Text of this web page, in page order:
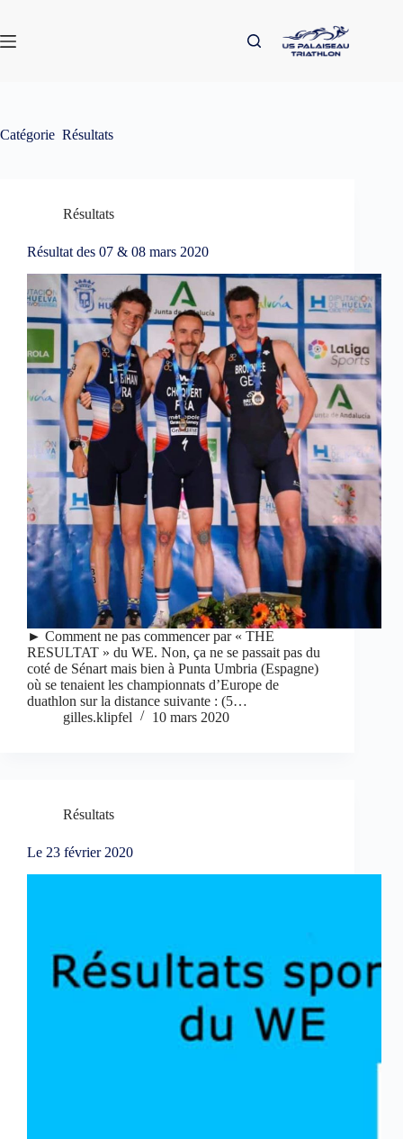
contenu
Catégorie Résultats
Résultats
Résultat des 07 & 08 mars 2020
► Comment ne pas commencer par « THE
RESULTAT » du WE. Non, ça ne se passait pas du
coté de Sénart mais bien à Punta Umbria (Espagne)
où se tenaient les championnats d’Europe de
duathlon sur la distance suivante : (5…
gilles.klipfel
10 mars 2020
Résultats
Le 23 février 2020